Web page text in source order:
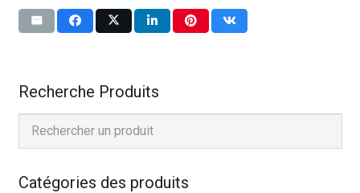
Recherche Produits
Catégories des produits